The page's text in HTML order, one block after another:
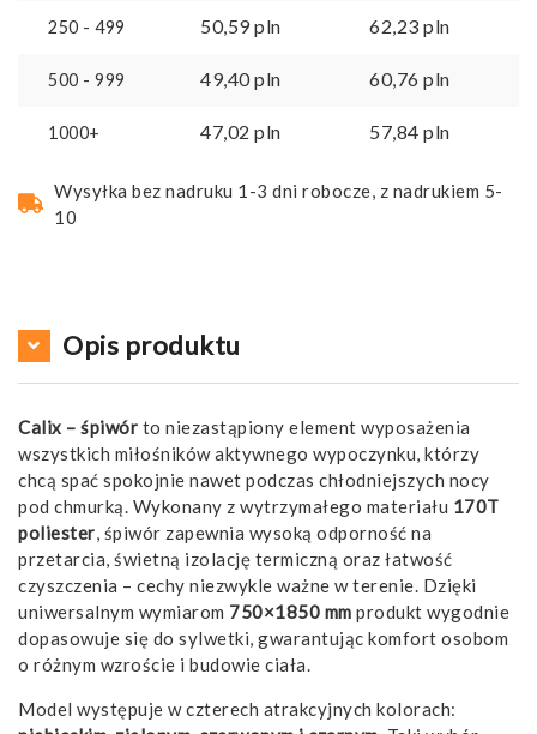
250 - 499 50,59pln 62,23 pln
500 - 999 49,40pln 60,76 pln
1000+ 47,02 pln 57,84 pln
Wysyłka bez nadruku 1-3 dni robocze, z nadrukiem 5-
10
Opis produktu
Calix – śpiwór to niezastąpiony element wyposażenia
wszystkich miłośników aktywnego wypoczynku, którzy
chcą spać spokojnie nawet podczas chłodniejszych nocy
pod chmurką. Wykonany z wytrzymałego materiału 170T
poliester, śpiwór zapewnia wysoką odporność na
przetarcia, świetną izolację termiczną oraz łatwość
czyszczenia – cechy niezwykle ważne w terenie. Dzięki
uniwersalnym wymiarom 750×1850 mm produkt wygodnie
dopasowuje się do sylwetki, gwarantując komfort osobom
o różnym wzroście i budowie ciała.
Model występuje w czterech atrakcyjnych kolorach: